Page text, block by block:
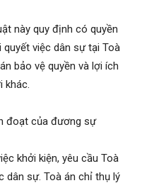
này quy định có quyền
quyết việc dân sự tại Toà
bảo vệ quyền và lợi ích
khác.
đoạt của đương sự
khởi kiện, yêu cầu Toà
dân sự. Toà án chỉ thụ lý